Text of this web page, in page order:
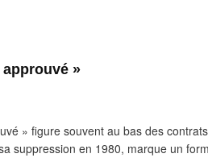
»
» figure souvent au bas des
suppression en 1980, marque un